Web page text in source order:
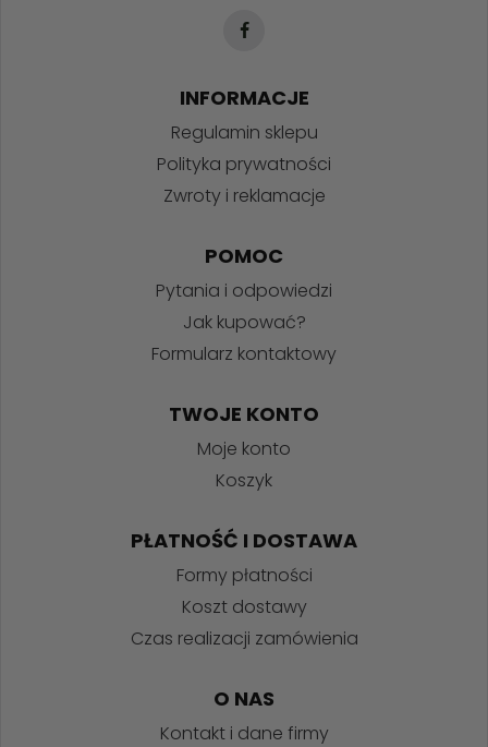
INFORMACJE
Regulamin sklepu
Polityka prywatności
Zwroty i reklamacje
POMOC
Pytania i odpowiedzi
Jak kupować?
Formularz kontaktowy
TWOJE KONTO
Moje konto
Koszyk
PŁATNOŚĆ I DOSTAWA
Formy płatności
Koszt dostawy
Czas realizacji zamówienia
O NAS
Kontakt i dane firmy